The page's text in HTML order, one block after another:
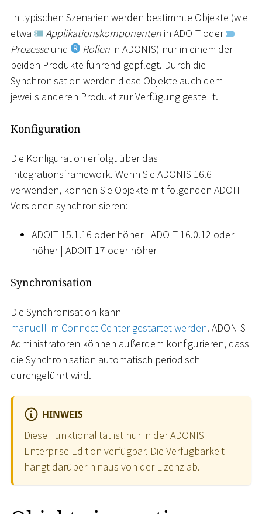
In typischen Szenarien werden bestimmte Objekte (wie
etwa
Applikationskomponenten in ADOIT oder
Prozesseund Rollen in ADONIS) nur in einem der
beiden Produkte führend gepflegt. Durch die
Synchronisation werden diese Objekte auch dem
jeweils anderen Produkt zur Verfügung gestellt.
Konfiguration
Die Konfiguration erfolgt über das
Integrationsframework. Wenn Sie ADONIS 16.6
verwenden, können Sie Objekte mit folgenden ADOIT-
Versionen synchronisieren:
ADOIT 15.1.16 oder höher | ADOIT 16.0.12 oder
höher | ADOIT 17 oder höher
Synchronisation
Die Synchronisation kann
manuell im Connect Center gestartet werden. ADONIS-
Administratoren können außerdem konfigurieren, dass
die Synchronisation automatisch periodisch
durchgeführt wird.
HINWEIS
Diese Funktionalität ist nur in der ADONIS
Enterprise Edition verfügbar. Die Verfügbarkeit
hängt darüber hinaus von der Lizenz ab.